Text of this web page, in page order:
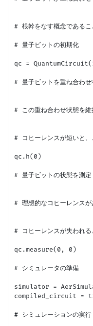
# 根幹をなす概念であるこ
# 量子ビットの初期化
qc =
# 量子ビットを重ね合わ
# この重ね合わせ状態を維
# コヒーレンスが短いと、
qc.h(0)
# 量子ビットの状態を測定
# 理想的なコヒーレンス
# コヒーレンスが失われる
qc.measure(0, 0)
# シミュレータの準備
simulator =
compiled_circuit =
# シミュレーションの実行